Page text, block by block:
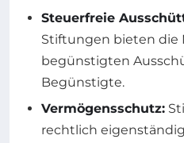
Steuerfreie
Stiftungen bieten die
begünstigten
Begünstigte.
Vermögensschutz:
rechtlich